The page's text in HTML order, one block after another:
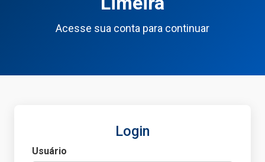
Acesse sua conta para continuar
Login
Usuário